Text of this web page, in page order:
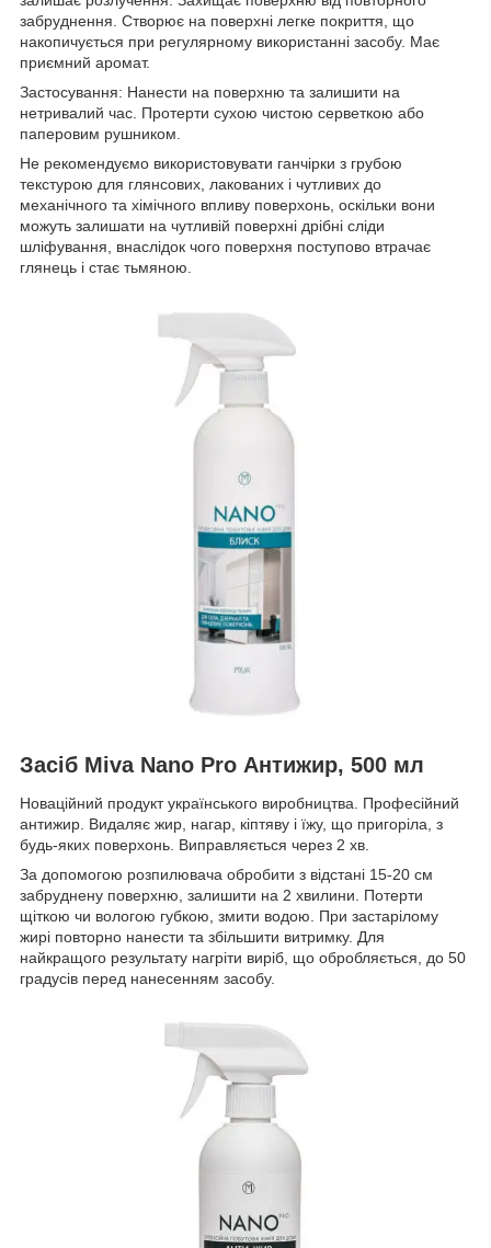
забруднення. Створює на поверхні легке покриття, що
накопичується при регулярному використанні засобу. Має
приємний аромат.
Застосування: Нанести на поверхню та залишити на
нетривалий час. Протерти сухою чистою серветкою або
паперовим рушником.
Не рекомендуємо використовувати ганчірки з грубою
текстурою для глянсових, лакованих і чутливих до
механічного та хімічного впливу поверхонь, оскільки вони
можуть залишати на чутливій поверхні дрібні сліди
шліфування, внаслідок чого поверхня поступово втрачає
глянець і стає тьмяною.
Засіб Miva Nano Pro Антижир, 500 мл
Новаційний продукт українського виробництва. Професійний
антижир. Видаляє жир, нагар, кіптяву і їжу, що пригоріла, з
будь-яких поверхонь. Виправляється через 2 хв.
За допомогою розпилювача обробити з відстані 15-20 см
забруднену поверхню, залишити на 2 хвилини. Потерти
щіткою чи вологою губкою, змити водою. При застарілому
жирі повторно нанести та збільшити витримку. Для
найкращого результату нагріти виріб, що обробляється, до 50
градусів перед нанесенням засобу.